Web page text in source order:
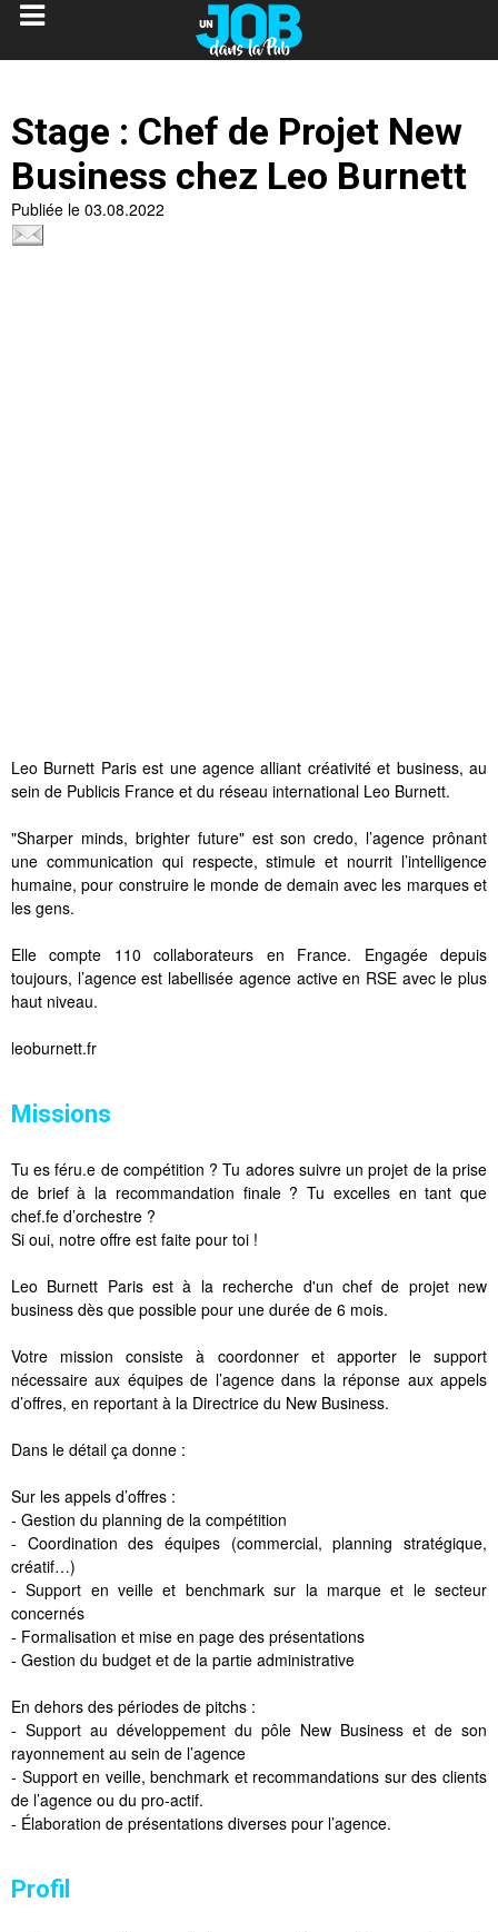
Stage : Chef de Projet New
Business chez Leo Burnett
Publiée le 03.08.2022
Leo Burnett Paris est une agence alliant créativité et business, au
sein de Publicis France et du réseau international Leo Burnett.
"Sharper minds, brighter future" est son credo, l’agence prônant
une communication qui respecte, stimule et nourrit l’intelligence
humaine, pour construire le monde de demain avec les marques et
les gens.
Elle compte 110 collaborateurs en France. Engagée depuis
toujours, l’agence est labellisée agence active en RSE avec le plus
haut niveau.
leoburnett.fr
Missions
Tu es féru.e de compétition ? Tu adores suivre un projet de la prise
de brief à la recommandation finale ? Tu excelles en tant que
chef.fe d’orchestre ?
Si oui, notre offre est faite pour toi !
Leo Burnett Paris est à la recherche d'un chef de projet new
business dès que possible pour une durée de 6 mois.
Votre mission consiste à coordonner et apporter le support
nécessaire aux équipes de l’agence dans la réponse aux appels
d’offres, en reportant à la Directrice du New Business.
Dans le détail ça donne :
Sur les appels d’offres :
- Gestion du planning de la compétition
- Coordination des équipes (commercial, planning stratégique,
créatif…)
- Support en veille et benchmark sur la marque et le secteur
concernés
- Formalisation et mise en page des présentations
- Gestion du budget et de la partie administrative
En dehors des périodes de pitchs :
- Support au développement du pôle New Business et de son
rayonnement au sein de l’agence
- Support en veille, benchmark et recommandations sur des clients
de l’agence ou du pro-actif.
- Élaboration de présentations diverses pour l’agence.
Profil